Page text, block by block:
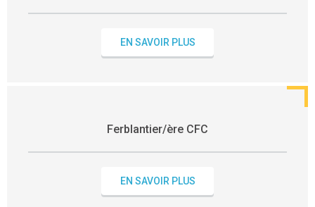
EN SAVOIR PLUS
Ferblantier/ère CFC
EN SAVOIR PLUS